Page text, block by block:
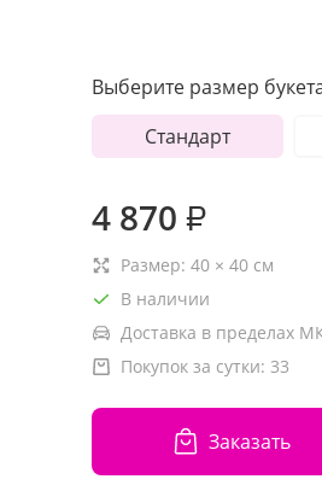
Выберите размер
Стандарт
4 870 ₽
Размер: 40 × 40 см
В наличии
Доставка в пределах
Покупок за сутки: 33
Заказать